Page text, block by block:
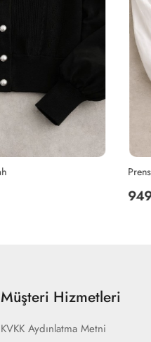
Prenses Kol Hırka - Beyaz
Müşteri Hizmetleri
KVKK Aydınlatma Metni